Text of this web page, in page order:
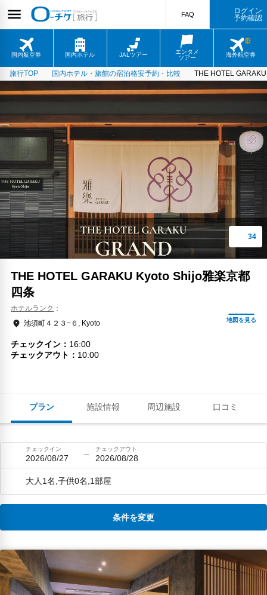
国内航空券 国内ホテル JALツアー
エンタメ
ツアー
海外航空券
FAQ
ログイン
予約確認
旅行TOP 国内ホテル・旅館の宿泊格安予約・比較 THE HOTEL
プラン 施設情報 周辺施設 口コミ
THE HOTEL GARAKU Kyoto Shijo雅楽京都
四条
ホテルランク
池須町４２３−６, Kyoto
チェックイン
16:00
チェックアウト
10:00
チェックイン
2026/08/27
チェックアウト
2026/08/28
大人1名,子供0名,1部屋
条件を変更